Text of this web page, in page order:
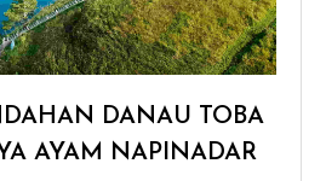
DANAU TOBA
AYAM NAPINADAR